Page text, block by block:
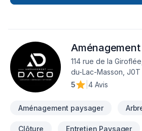
114 rue de la
du-Lac-Masson, J0T
5
4 Avis
Aménagement paysager
Clôture Entretien Paysager